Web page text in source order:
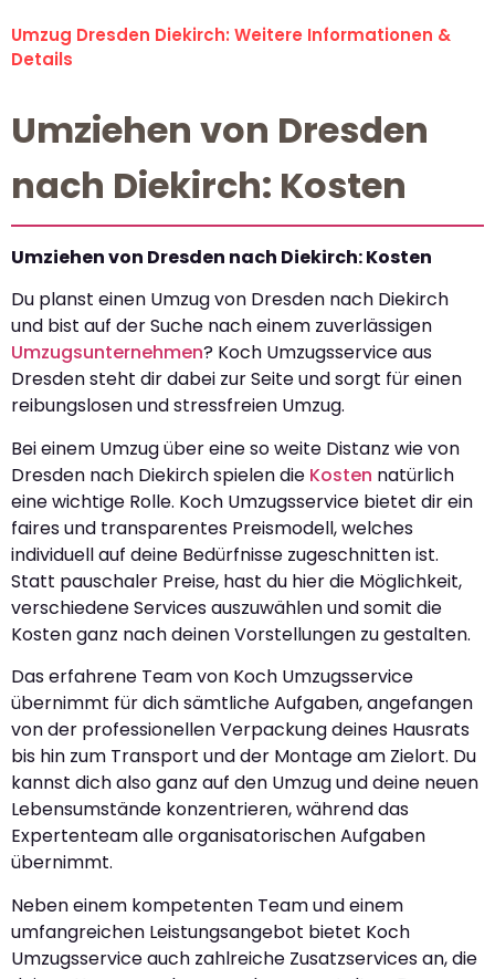
Umzug Dresden Diekirch: Weitere Informationen &
Details
Umziehen von Dresden
nach Diekirch: Kosten
Umziehen von Dresden nach Diekirch: Kosten
Du planst einen Umzug von Dresden nach Diekirch
und bist auf der Suche nach einem zuverlässigen
Umzugsunternehmen? Koch Umzugsservice aus
Dresden steht dir dabei zur Seite und sorgt für einen
reibungslosen und stressfreien Umzug.
Bei einem Umzug über eine so weite Distanz wie von
Dresden nach Diekirch spielen die Kosten natürlich
eine wichtige Rolle. Koch Umzugsservice bietet dir ein
faires und transparentes Preismodell, welches
individuell auf deine Bedürfnisse zugeschnitten ist.
Statt pauschaler Preise, hast du hier die Möglichkeit,
verschiedene Services auszuwählen und somit die
Kosten ganz nach deinen Vorstellungen zu gestalten.
Das erfahrene Team von Koch Umzugsservice
übernimmt für dich sämtliche Aufgaben, angefangen
von der professionellen Verpackung deines Hausrats
bis hin zum Transport und der Montage am Zielort. Du
kannst dich also ganz auf den Umzug und deine neuen
Lebensumstände konzentrieren, während das
Expertenteam alle organisatorischen Aufgaben
übernimmt.
Neben einem kompetenten Team und einem
umfangreichen Leistungsangebot bietet Koch
Umzugsservice auch zahlreiche Zusatzservices an, die